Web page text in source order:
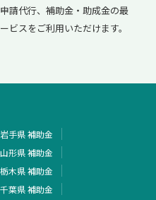
請代行、補助金・助成金の最
ビスをご利用いただけます。
岩手県 補助金
山形県 補助金
栃木県 補助金
千葉県 補助金